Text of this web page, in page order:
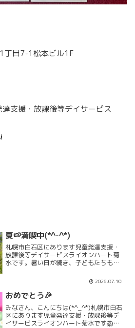
丁目7-1松本ビル1F
支援・放課後等デイサービス
夏🍉満喫中(*^-^*)
札幌市白石区にあります児童発達支援・
放課後等デイサービスライオンハート菊
水です。暑い日が続き、子どもたちも公
感じられる楽しい活動ですね(*^-^*)ライ
オンハート菊水では、一緒に子どもたち
と活動して頂ける...
2026.07.10
おめでとう🎉
みなさん、こんにちは(*^_^*)札幌市白石
区にあります児童発達支援・放課後等デ
イサービスライオンハート菊水です🦁こ